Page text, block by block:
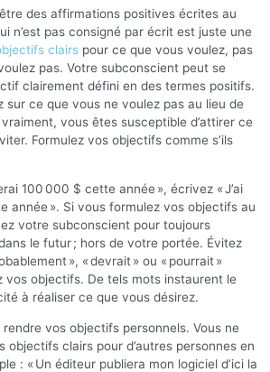
des affirmations positives écrites au
n’est pas consigné par écrit est juste une
clairs pour ce que vous voulez, pas
pas. Votre subconscient peut se
clairement défini en des termes positifs.
sur ce que vous ne voulez pas au lieu de
vous êtes susceptible d’attirer ce
Formulez vos objectifs comme s’ils
100 000 $ cette année », écrivez « J’ai
année ». Si vous formulez vos objectifs au
votre subconscient pour toujours
le futur ; hors de votre portée. Évitez
», « devrait » ou « pourrait »
vos objectifs. De tels mots instaurent le
à réaliser ce que vous désirez.
vos objectifs personnels. Vous ne
objectifs clairs pour d’autres personnes en
: « Un éditeur publiera mon logiciel d’ici la